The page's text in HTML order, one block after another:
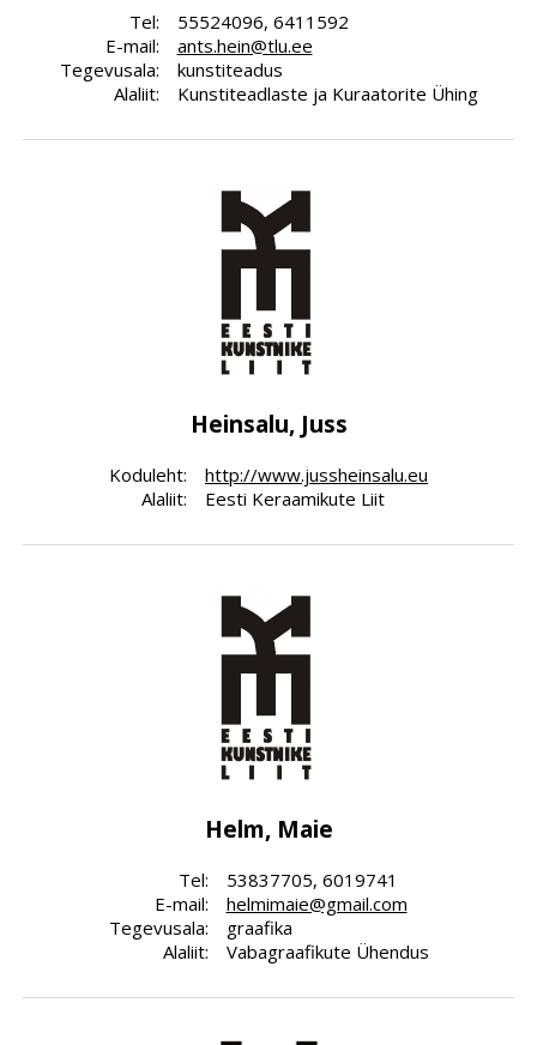
Tel:
E-mail:
Tegevusala:
Alaliit:
55524096, 6411592
ants.hein@tlu.ee
kunstiteadus
Kunstiteadlaste ja Kuraatorite Ühing
Heinsalu, Juss
Koduleht:
Alaliit:
http://www.jussheinsalu.eu
Eesti Keraamikute Liit
Helm, Maie
Tel:
E-mail:
Tegevusala:
Alaliit:
53837705, 6019741
helmimaie@gmail.com
graafika
Vabagraafikute Ühendus